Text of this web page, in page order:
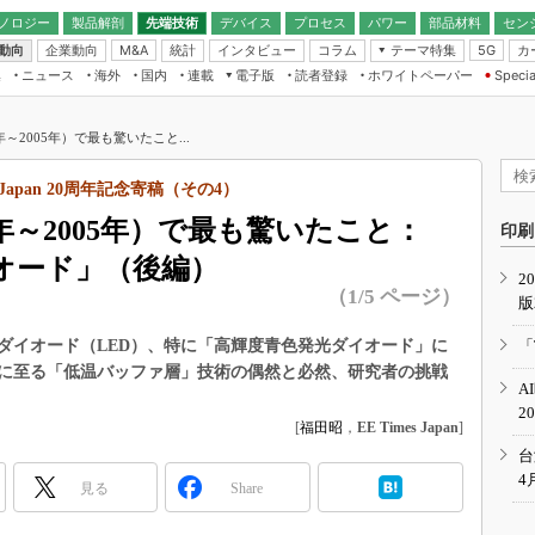
ロジー 製品解剖
先端技術
デバイス
ログ
コン
プロセス パワー 部品材料
セン
無線
向 企業動向 M&A 統計 インタビュー コラム
テーマ特集
フィジカルAI
半導体後工程
読者調査（EE Times Research）
カーボンニュートラル
電源設計（EDN Japan）
エレクトロニクス入門（EDN
5G
カ
IoT・エッジコ
EXPO
TECHNO-
人とくるま展
ニュース 海外 国内
連載
バイス通信
ナノフォーカス
エレ・組み込みプレイバ
字」で回してみよう
と
探るアジアの新トレンド
電子版
子ブックレット
読者登録 ホワイトペーパー
2005年）で最も驚いたこと...
～2005年）で最も驚いたこと：
ド」（後編）
20周年記念寄稿（その4）
（1/5 ページ）
イオード（LED）、特に「高輝度青色発光ダイオード」に
至る「低温バッファ層」技術の偶然と必然、研究者の挑戦
[福田昭 ， EE Times Japan]
見る Share
印
4